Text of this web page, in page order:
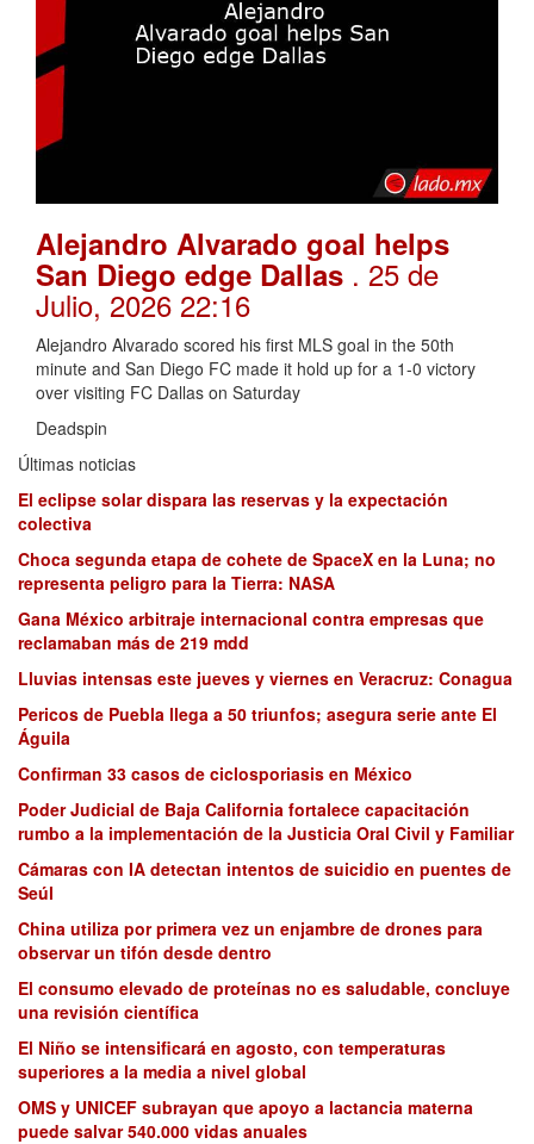
Alejandro Alvarado goal helps
San Diego edge Dallas . 25 de
Julio, 2026 22:16
Alejandro Alvarado scored his first MLS goal in the 50th
minute and San Diego FC made it hold up for a 1-0 victory
over visiting FC Dallas on Saturday
Deadspin
Últimas noticias
El eclipse solar dispara las reservas y la expectación
colectiva
Choca segunda etapa de cohete de SpaceX en la Luna; no
representa peligro para la Tierra: NASA
Gana México arbitraje internacional contra empresas que
reclamaban más de 219 mdd
Lluvias intensas este jueves y viernes en Veracruz: Conagua
Pericos de Puebla llega a 50 triunfos; asegura serie ante El
Águila
Confirman 33 casos de ciclosporiasis en México
Poder Judicial de Baja California fortalece capacitación
rumbo a la implementación de la Justicia Oral Civil y Familiar
Cámaras con IA detectan intentos de suicidio en puentes de
Seúl
China utiliza por primera vez un enjambre de drones para
observar un tifón desde dentro
El consumo elevado de proteínas no es saludable, concluye
una revisión científica
El Niño se intensificará en agosto, con temperaturas
superiores a la media a nivel global
OMS y UNICEF subrayan que apoyo a lactancia materna
puede salvar 540.000 vidas anuales